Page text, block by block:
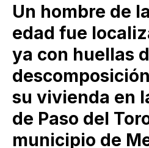
Un hombre de
edad fue
ya con huellas
su vivienda en
de Paso del
municipio de